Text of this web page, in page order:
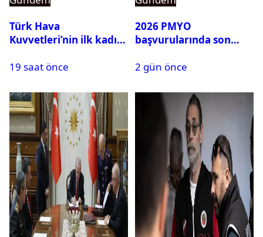
Türk Hava
Kuvvetleri’nin ilk kadın
Karapınar hakkında
ortaya çıktı
19 saat önce
2026 PMYO
başvurularında son
2 gün önce